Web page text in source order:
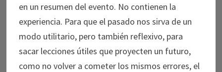
en un resumen del evento. No contienen la
experiencia. Para que el pasado nos sirva de un
modo utilitario, pero también reflexivo, para
sacar lecciones útiles que proyecten un futuro,
como no volver a cometer los mismos errores, el